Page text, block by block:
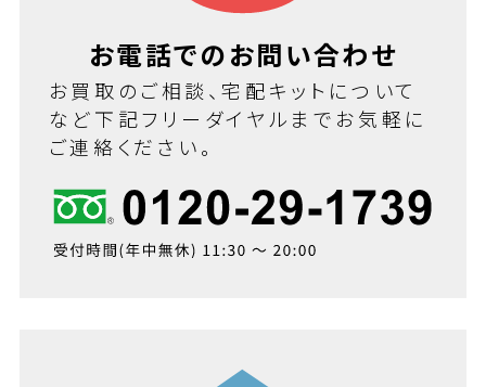
お電話でのお問い合わせ
お買取のご相談、宅配キットについて
など下記フリーダイヤルまでお気軽に
ご連絡ください。